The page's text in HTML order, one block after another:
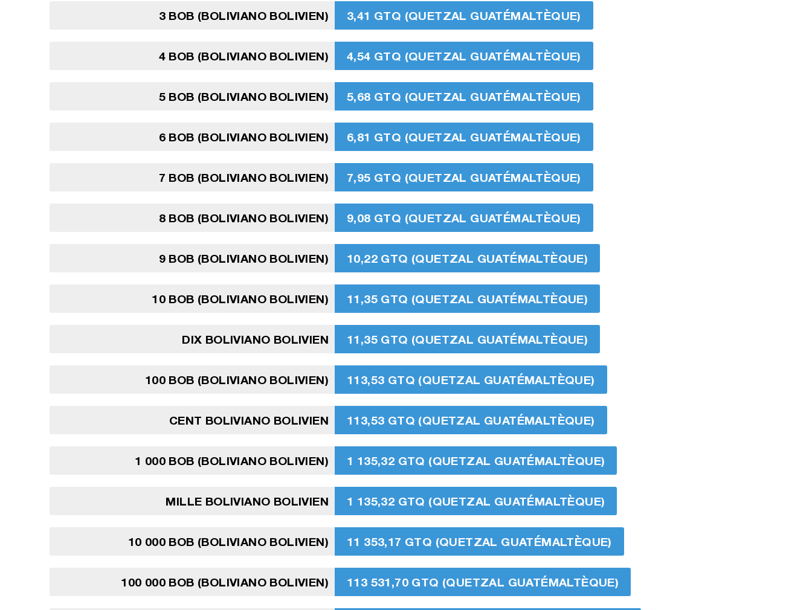
3 BOB (BOLIVIANO BOLIVIEN) 3,41 GTQ (QUETZAL GUATÉMALTÈQUE)
4 BOB (BOLIVIANO BOLIVIEN) 4,54 GTQ (QUETZAL GUATÉMALTÈQUE)
5 BOB (BOLIVIANO BOLIVIEN) 5,68 GTQ (QUETZAL GUATÉMALTÈQUE)
6 BOB (BOLIVIANO BOLIVIEN) 6,81 GTQ (QUETZAL GUATÉMALTÈQUE)
7 BOB (BOLIVIANO BOLIVIEN) 7,95 GTQ (QUETZAL GUATÉMALTÈQUE)
8 BOB (BOLIVIANO BOLIVIEN) 9,08 GTQ (QUETZAL GUATÉMALTÈQUE)
9 BOB (BOLIVIANO BOLIVIEN) 10,22 GTQ (QUETZAL GUATÉMALTÈQUE)
10 BOB (BOLIVIANO BOLIVIEN) 11,35 GTQ (QUETZAL GUATÉMALTÈQUE)
DIX BOLIVIANO BOLIVIEN 11,35 GTQ (QUETZAL GUATÉMALTÈQUE)
100 BOB (BOLIVIANO BOLIVIEN) 113,53 GTQ (QUETZAL GUATÉMALTÈQUE)
CENT BOLIVIANO BOLIVIEN 113,53 GTQ (QUETZAL GUATÉMALTÈQUE)
1 000 BOB (BOLIVIANO BOLIVIEN) 1 135,32 GTQ (QUETZAL GUATÉMALTÈQUE)
MILLE BOLIVIANO BOLIVIEN 1 135,32 GTQ (QUETZAL GUATÉMALTÈQUE)
10 000 BOB (BOLIVIANO BOLIVIEN) 11 353,17 GTQ (QUETZAL GUATÉMALTÈQUE)
100 000 BOB (BOLIVIANO BOLIVIEN) 113 531,70 GTQ (QUETZAL GUATÉMALTÈQUE)